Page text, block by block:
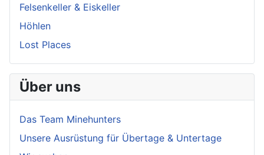
Felsenkeller & Eiskeller
Höhlen
Lost Places
Über uns
Das Team Minehunters
Unsere Ausrüstung für Übertage & Untertage